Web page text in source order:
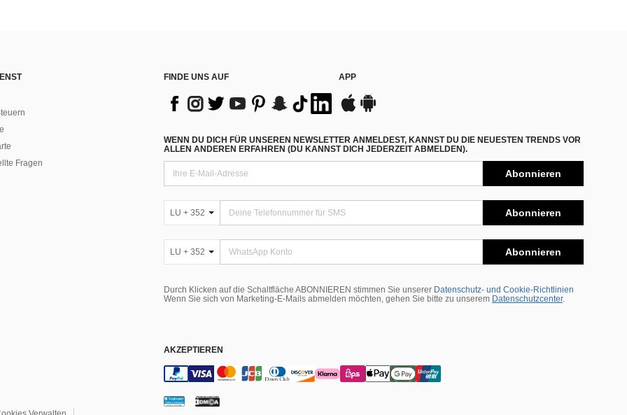
Fragen
FINDE UNS AUF APP
WENN DU DICH FÜR UNSEREN NEWSLETTER ANMELDEST, KANNST DU DIE NEUESTEN TRENDS VOR
ALLEN ANDEREN ERFAHREN (DU KANNST DICH JEDERZEIT ABMELDEN).
Abonnieren
LU + 352 Abonnieren
LU + 352 Abonnieren
Durch Klicken auf die Schaltfläche ABONNIEREN stimmen Sie unserer Datenschutz- und Cookie-Richtlinien
Wenn Sie sich von Marketing-E-Mails abmelden möchten, gehen Sie bitte zu unserem Datenschutzcenter.
AKZEPTIEREN